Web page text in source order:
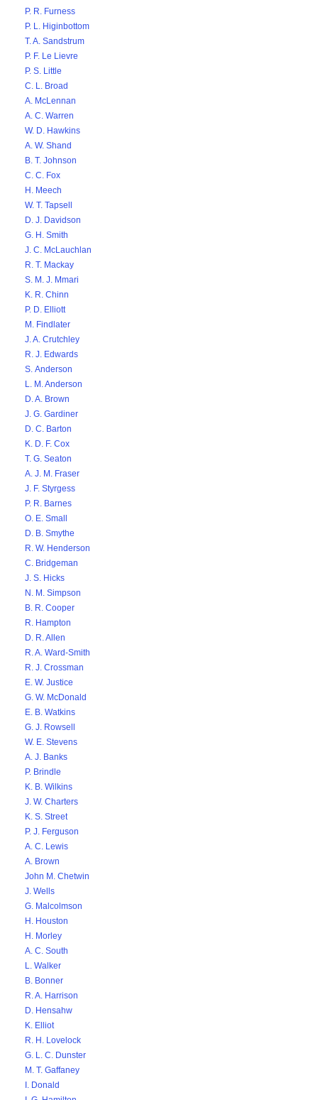
P. R. Furness
P. L. Higinbottom
T. A. Sandstrum
P. F. Le Lievre
P. S. Little
C. L. Broad
A. McLennan
A. C. Warren
W. D. Hawkins
A. W. Shand
B. T. Johnson
C. C. Fox
H. Meech
W. T. Tapsell
D. J. Davidson
G. H. Smith
J. C. McLauchlan
R. T. Mackay
S. M. J. Mmari
K. R. Chinn
P. D. Elliott
M. Findlater
J. A. Crutchley
R. J. Edwards
S. Anderson
L. M. Anderson
D. A. Brown
J. G. Gardiner
D. C. Barton
K. D. F. Cox
T. G. Seaton
A. J. M. Fraser
J. F. Styrgess
P. R. Barnes
O. E. Small
D. B. Smythe
R. W. Henderson
C. Bridgeman
J. S. Hicks
N. M. Simpson
B. R. Cooper
R. Hampton
D. R. Allen
R. A. Ward-Smith
R. J. Crossman
E. W. Justice
G. W. McDonald
E. B. Watkins
G. J. Rowsell
W. E. Stevens
A. J. Banks
P. Brindle
K. B. Wilkins
J. W. Charters
K. S. Street
P. J. Ferguson
A. C. Lewis
A. Brown
John M. Chetwin
J. Wells
G. Malcolmson
H. Houston
H. Morley
A. C. South
L. Walker
B. Bonner
R. A. Harrison
D. Hensahw
K. Elliot
R. H. Lovelock
G. L. C. Dunster
M. T. Gaffaney
I. Donald